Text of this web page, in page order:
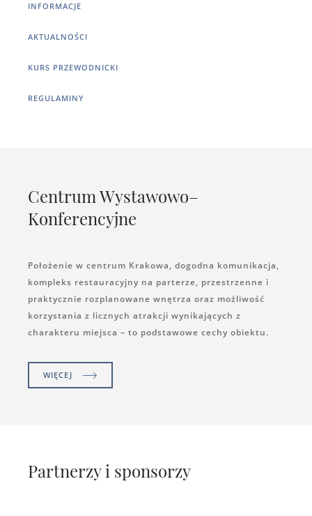
INFORMACJE
AKTUALNOŚCI
KURS PRZEWODNICKI
REGULAMINY
Centrum Wystawowo–
Konferencyjne
Położenie w centrum Krakowa, dogodna komunikacja,
kompleks restauracyjny na parterze, przestrzenne i
praktycznie rozplanowane wnętrza oraz możliwość
korzystania z licznych atrakcji wynikających z
charakteru miejsca – to podstawowe cechy obiektu.
WIĘCEJ
Partnerzy i sponsorzy